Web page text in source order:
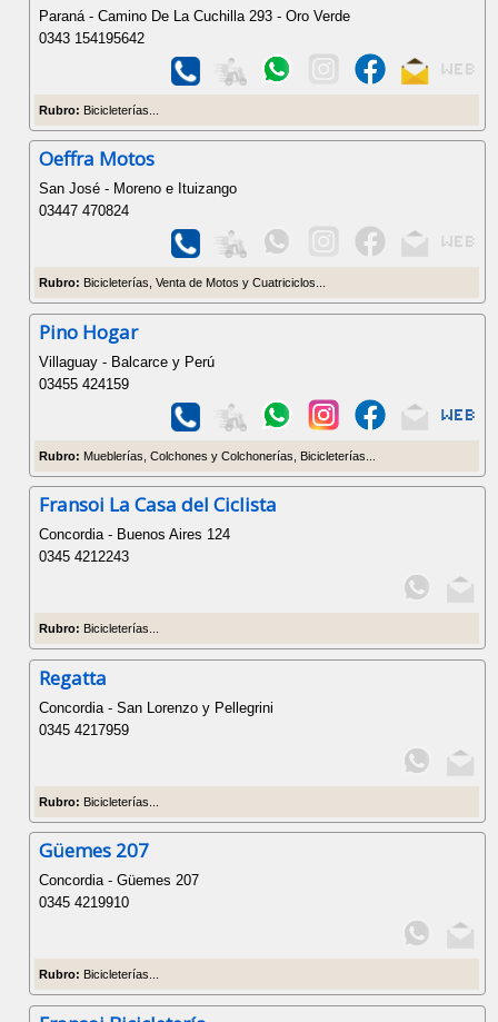
Paraná - Camino De La Cuchilla 293 - Oro Verde
0343 154195642
Rubro: Bicicleterías...
Oeffra Motos
San José - Moreno e Ituizango
03447 470824
Rubro: Bicicleterías, Venta de Motos y Cuatriciclos...
Pino Hogar
Villaguay - Balcarce y Perú
03455 424159
Rubro: Mueblerías, Colchones y Colchonerías, Bicicleterías...
Fransoi La Casa del Ciclista
Concordia - Buenos Aires 124
0345 4212243
Rubro: Bicicleterías...
Regatta
Concordia - San Lorenzo y Pellegrini
0345 4217959
Rubro: Bicicleterías...
Güemes 207
Concordia - Güemes 207
0345 4219910
Rubro: Bicicleterías...